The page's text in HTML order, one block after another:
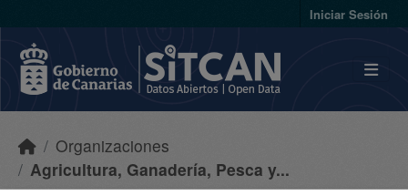
Iniciar Sesión
Organizaciones
Agricultura, Ganadería, Pesca y...